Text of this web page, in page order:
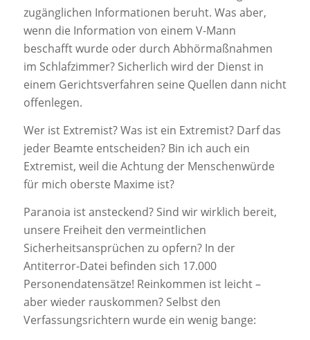
zugänglichen Informationen beruht. Was aber,
wenn die Information von einem V-Mann
beschafft wurde oder durch Abhörmaßnahmen
im Schlafzimmer? Sicherlich wird der Dienst in
einem Gerichtsverfahren seine Quellen dann nicht
offenlegen.
Wer ist Extremist? Was ist ein Extremist? Darf das
jeder Beamte entscheiden? Bin ich auch ein
Extremist, weil die Achtung der Menschenwürde
für mich oberste Maxime ist?
Paranoia ist ansteckend? Sind wir wirklich bereit,
unsere Freiheit den vermeintlichen
Sicherheitsansprüchen zu opfern? In der
Antiterror-Datei befinden sich 17.000
Personendatensätze! Reinkommen ist leicht –
aber wieder rauskommen? Selbst den
Verfassungsrichtern wurde ein wenig bange: